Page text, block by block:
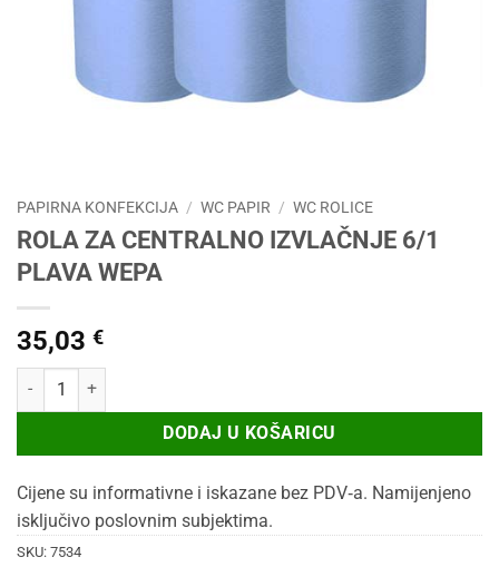
PAPIRNA KONFEKCIJA / WC PAPIR / WC ROLICE
ROLA ZA CENTRALNO IZVLAČNJE 6/1
PLAVA WEPA
35,03 €
ROLA ZA CENTRALNO IZVLAČNJE 6/1 PLAVA WEPA količina
DODAJ U KOŠARICU
Cijene su informativne i iskazane bez PDV‑a. Namijenjeno
isključivo poslovnim subjektima.
SKU: 7534